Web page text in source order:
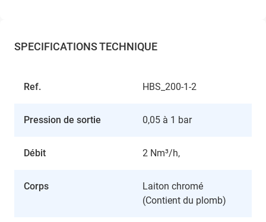
SPECIFICATIONS TECHNIQUE
Ref. HBS_200-1-2
Pression de sortie 0,05 à 1 bar
Débit 2 Nm³/h,
Corps
Laiton chromé
(Contient du plomb)